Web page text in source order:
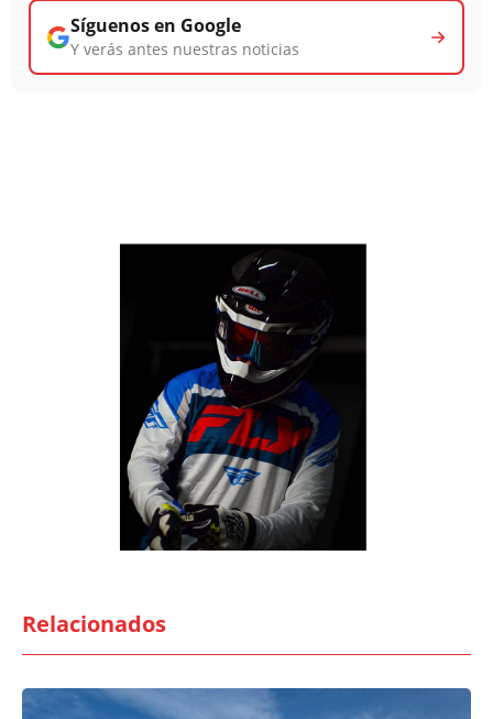
Síguenos en Google
Y verás antes nuestras noticias
Relacionados